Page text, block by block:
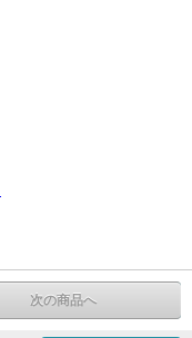
次の商品へ